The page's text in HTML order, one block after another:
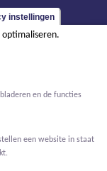
instellingen
optimaliseren.
en de functies
een website in staat